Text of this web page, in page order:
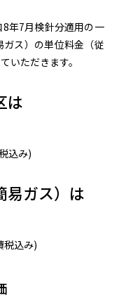
年7月検針分適用の一
ス）の単位料金（従
いただきます。
は
込み)
易ガス）は
税込み)